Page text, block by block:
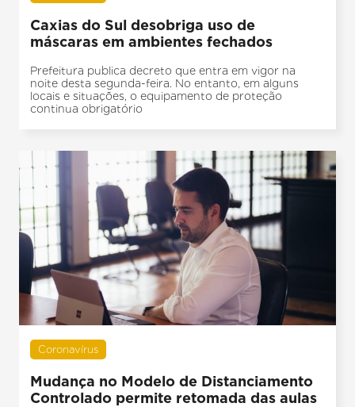
Caxias do Sul desobriga uso de
máscaras em ambientes fechados
Prefeitura publica decreto que entra em vigor na
noite desta segunda-feira. No entanto, em alguns
locais e situações, o equipamento de proteção
continua obrigatório
Coronavírus
Mudança no Modelo de Distanciamento
Controlado permite retomada das aulas